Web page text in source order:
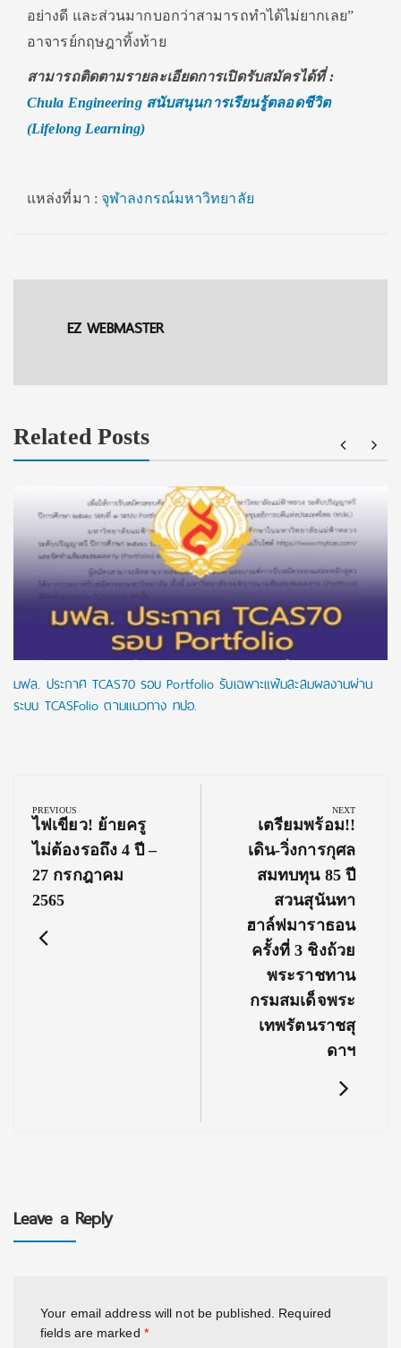
อย่างดี และส่วนมากบอกว่าสามารถทำได้ไม่ยากเลย”
อาจารย์กฤษฎาทิ้งท้าย
สามารถติดตามรายละเอียดการเปิดรับสมัครได้ที่ :
Chula Engineering สนับสนุนการเรียนรู้ตลอดชีวิต
(Lifelong Learning)
แหล่งที่มา : จุฬาลงกรณ์มหาวิทยาลัย
EZ WEBMASTER
Related Posts
มฟล. ประกาศ TCAS70 รอบ Portfolio รับเฉพาะแฟ้มสะสมผลงานผ่าน
ระบบ TCASFolio ตามแนวทาง ทปอ.
navigation
PREVIOUS
Previous
Post:
ไฟเขียว! ย้ายครู
ไม่ต้องรอถึง 4 ปี –
27 กรกฎาคม
2565
NEXT
Next
Post:
เตรียมพร้อม!!
เดิน-วิ่งการกุศล
สมทบทุน 85 ปี
สวนสุนันทา
ฮาล์ฟมาราธอน
ครั้งที่ 3 ชิงถ้วย
พระราชทาน
กรมสมเด็จพระ
เทพรัตนราชสุ
ดาฯ
Leave a Reply
Your email address will not be published.
Required
fields are marked *